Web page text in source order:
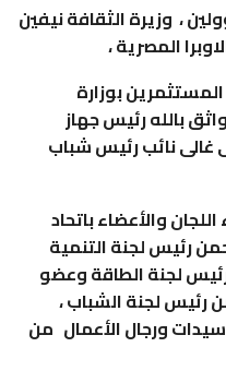
، وزيرة الثقافة نيفين
المصرية ،
بوزارة
بالله رئيس جهاز
غالى نائب رئيس شباب
والأعضاء باتحاد
رئيس لجنة التنمية
لجنة الطاقة وعضو
رئيس لجنة الشباب ،
ورجال الأعمال من